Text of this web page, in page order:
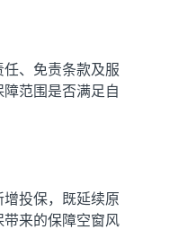
、免责条款及服
范围是否满足自
投保，既延续原
来的保障空窗风